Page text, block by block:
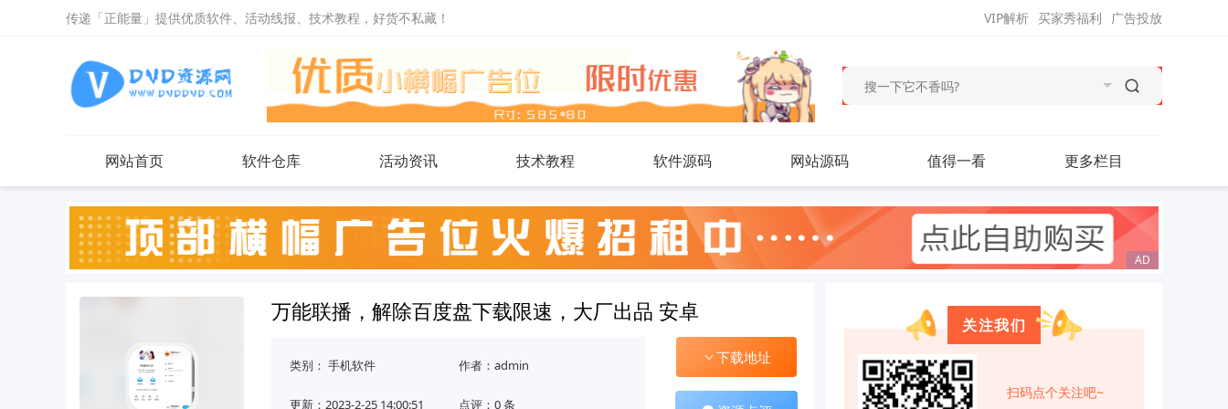
传递「正能量」提供优质软件、活动线报、技术教程，好货不私藏！ 广告投放
买家秀福利
VIP解析
网站首页 软件仓库 活动资讯 技术教程 软件源码 网站源码 值得一看 更多栏目
万能联播，解除百度盘下载限速，大厂出品 安卓
类别： 手机软件 作者：admin
更新：2023-2-25 14:00:51 点评：0 条
下载地址
关注我们
扫码点个关注吧~